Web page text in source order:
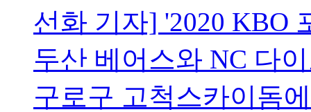
선화 기자] '2020 KBO
두산 베어스와 NC 다
구로구 고척스카이돔